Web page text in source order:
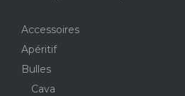
Accessoires
Apéritif
Bulles
Cava